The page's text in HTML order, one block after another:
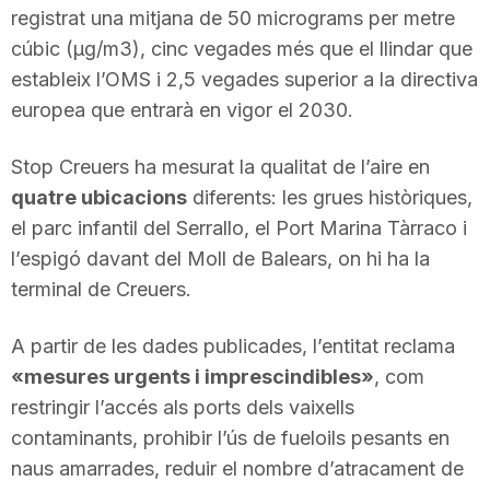
r
o
n
registrat una mitjana de 50 micrograms per metre
cúbic (µg/m3), cinc vegades més que el llindar que
estableix l’OMS i 2,5 vegades superior a la directiva
europea que entrarà en vigor el 2030.
Stop Creuers ha mesurat la qualitat de l’aire en
quatre ubicacions diferents: les grues històriques,
el parc infantil del Serrallo, el Port Marina Tàrraco i
l’espigó davant del Moll de Balears, on hi ha la
terminal de Creuers.
A partir de les dades publicades, l’entitat reclama
«mesures urgents i imprescindibles», com
restringir l’accés als ports dels vaixells
contaminants, prohibir l’ús de fueloils pesants en
naus amarrades, reduir el nombre d’atracament de